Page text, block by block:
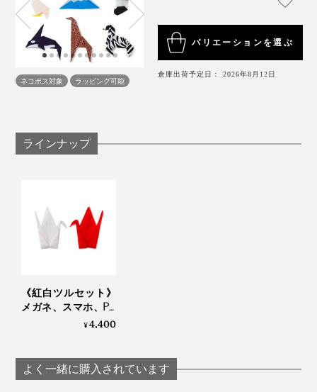
写真は「富士山」
ん、プレゼントにも最適。
・海外へのお土産に（日本文化を紹介）
・敬老の日に（長生きしてね）
・ちょっとしたお礼やお返しに
になりそうです。
ネコポス対象 ラッピング可能
バリエーションを選ぶ
倉庫出荷予定日： 2026年8月12日
ラインナップ
《紅白ツルセット》
メガネ、スマホ、PC
画面をピカピカにす
チペット
¥4,400
よく一緒に購入されています